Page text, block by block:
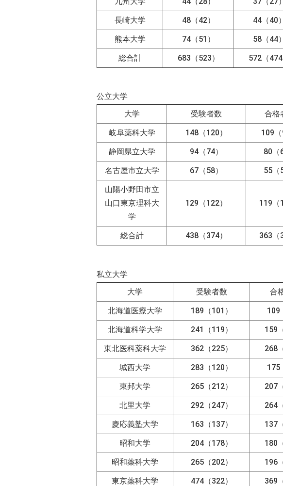
長崎大学 48（42） 44（40）
熊本大学 74（51） 58（44）
総合計 683（523） 572（474
公立大学
大学
受験者数 合格
岐阜薬科大学 148（120） 109（
静岡県立大学 94（74） 80（
名古屋市立大学 67（58） 55（
山陽小野田市立
山口東京理科大
学
129（122） 119（
総合計 438（374） 363（
私立大学
大学
受験者数 合
北海道医療大学 189（101） 109
北海道科学大学 241（119） 159
東北医科薬科大学 362（225） 268
城西大学 283（120） 175
東邦大学 265（212） 207
北里大学 292（247） 264
慶応義塾大学 163（137） 137
昭和大学 204（178） 180
昭和薬科大学 265（202） 196
東京薬科大学 474（322） 369